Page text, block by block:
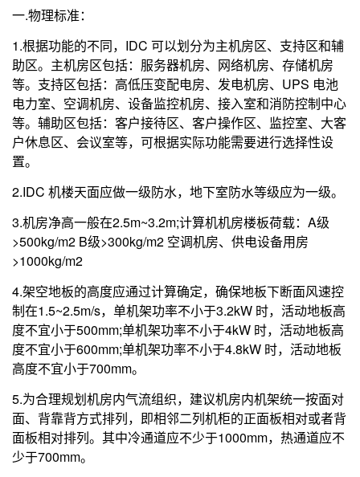
一.物理标准：
1.根据功能的不同，IDC 可以划分为主机房区、支持区和辅
助区。主机房区包括：服务器机房、网络机房、存储机房
等。支持区包括：高低压变配电房、发电机房、UPS 电池
电力室、空调机房、设备监控机房、接入室和消防控制中心
等。辅助区包括：客户接待区、客户操作区、监控室、大客
户休息区、会议室等，可根据实际功能需要进行选择性设
置。
2.IDC 机楼天面应做一级防水，地下室防水等级应为一级。
3.机房净高一般在2.5m~3.2m;计算机机房楼板荷载：A级
>500kg/m2 B级>300kg/m2 空调机房、供电设备用房
>1000kg/m2
4.架空地板的高度应通过计算确定，确保地板下断面风速控
制在1.5~2.5m/s，单机架功率不小于3.2kW 时，活动地板高
度不宜小于500mm;单机架功率不小于4kW 时，活动地板高
度不宜小于600mm;单机架功率不小于4.8kW 时，活动地板
高度不宜小于700mm。
5.为合理规划机房内气流组织，建议机房内机架统一按面对
面、背靠背方式排列，即相邻二列机柜的正面板相对或者背
面板相对排列。其中冷通道应不少于1000mm，热通道应不
少于700mm。